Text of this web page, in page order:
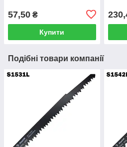
57,50 ₴
Купити
Подібні товари компанії